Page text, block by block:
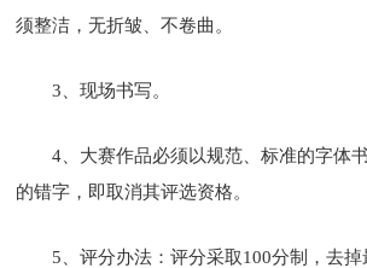
须整洁，无折皱、不卷曲。
3、现场书写。
4、大赛作品必须以规范、标准的字体
的错字，即取消其评选资格。
5、评分办法：评分采取100分制，去